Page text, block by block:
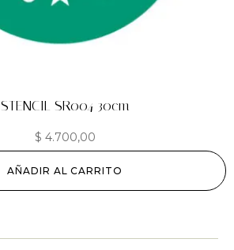
STENCIL SR004 30cm
$ 4.700,00
AÑADIR AL CARRITO